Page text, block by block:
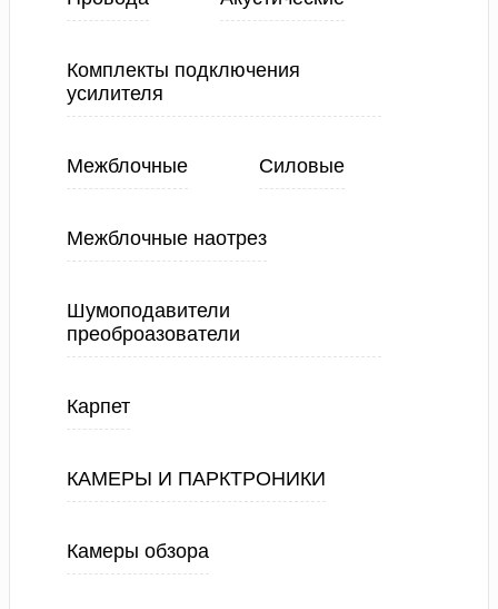
Комплекты подключения
усилителя
Межблочные Силовые
Межблочные наотрез
Шумоподавители
преоброазователи
Карпет
КАМЕРЫ И ПАРКТРОНИКИ
Камеры обзора